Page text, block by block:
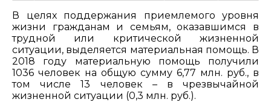
В целях поддержания приемлемого уровня
жизни гражданам и семьям, оказавшимся в
трудной или критической жизненной
ситуации, выделяется материальная помощь. В
2018 году материальную помощь получили
1036 человек на общую сумму 6,77 млн. руб., в
том числе 13 человек – в чрезвычайной
жизненной ситуации (0,3 млн. руб.).